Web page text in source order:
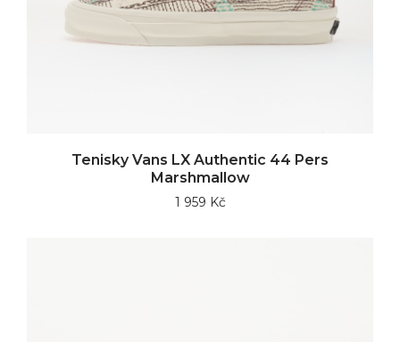
Tenisky Vans LX Authentic 44 Pers
Marshmallow
1 959 Kč